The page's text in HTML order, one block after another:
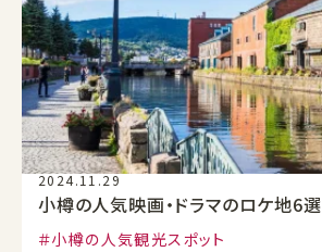
2024.11.29
小樽の人気映画・ドラマのロケ地6選
小樽の人気観光スポット